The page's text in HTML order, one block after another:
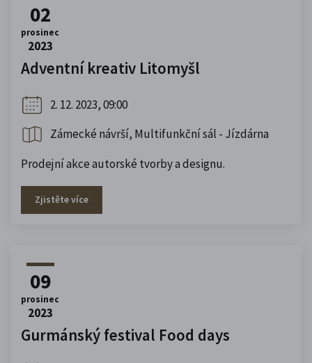
02
prosinec
2023
Adventní kreativ Litomyšl
2. 12. 2023, 09:00
Zámecké návrší, Multifunkční sál - Jízdárna
Prodejní akce autorské tvorby a designu.
Zjistěte více
09
prosinec
2023
Gurmánský festival Food days